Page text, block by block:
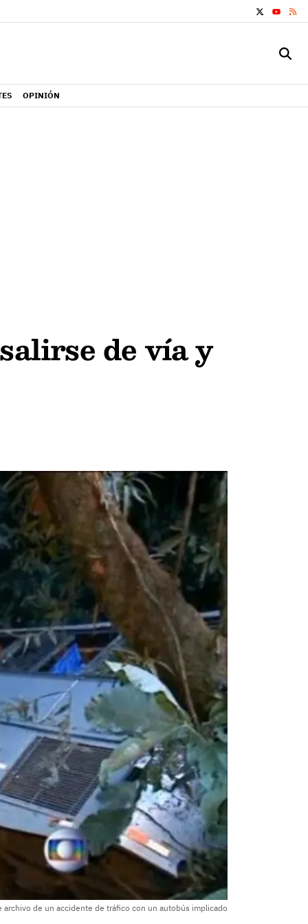
YOUTUBE
OPINIÓN
de vía y
archivo de un accidente de tráfico con un autobús implicado